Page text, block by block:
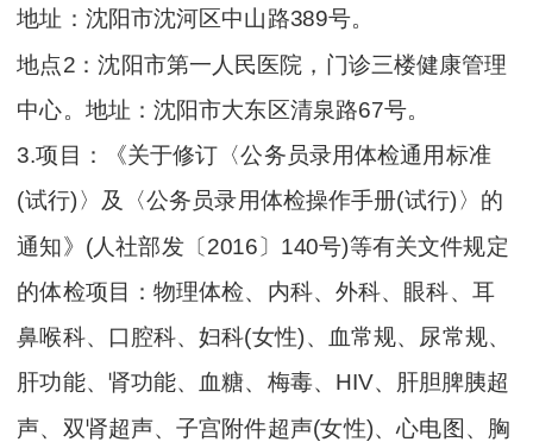
地址：沈阳市沈河区中山路389号。
地点2：沈阳市第一人民医院，门诊三楼健康管理
中心。地址：沈阳市大东区清泉路67号。
3.项目：《关于修订〈公务员录用体检通用标准
(试行)〉及〈公务员录用体检操作手册(试行)〉的
通知》(人社部发〔2016〕140号)等有关文件规定
的体检项目：物理体检、内科、外科、眼科、耳
鼻喉科、口腔科、妇科(女性)、血常规、尿常规、
肝功能、肾功能、血糖、梅毒、HIV、肝胆脾胰超
声、双肾超声、子宫附件超声(女性)、心电图、胸